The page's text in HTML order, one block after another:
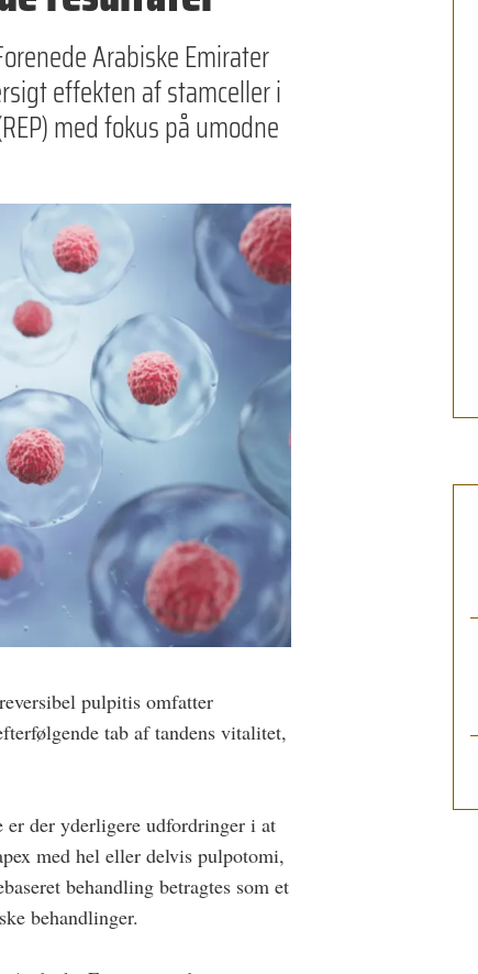
Arabiske Emirater
effekten af stamceller i
med fokus på umodne
pulpitis omfatter
tab af tandens vitalitet,
er der yderligere udfordringer i at
med hel eller delvis pulpotomi,
behandling betragtes som et
behandlinger.